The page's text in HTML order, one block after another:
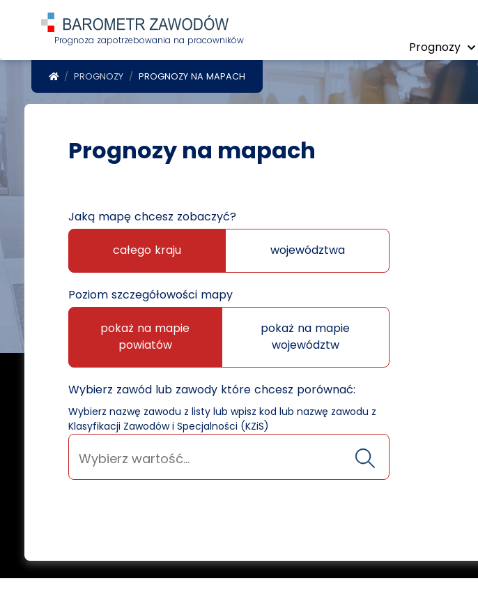
Prognoza zapotrzebowania na pracowników Prognozy
POWRÓT DO STRONY GŁÓWNEJ
PROGNOZY PROGNOZY NA MAPACH
Prognozy na mapach
Jaką mapę chcesz zobaczyć?
całego kraju województwa
Poziom szczegółowości mapy
pokaż na mapie
powiatów
pokaż na mapie
województw
Wybierz zawód lub zawody które chcesz porównać:
Wybierz nazwę zawodu z listy lub wpisz kod lub nazwę zawodu z
Klasyfikacji Zawodów i Specjalności (KZiS)